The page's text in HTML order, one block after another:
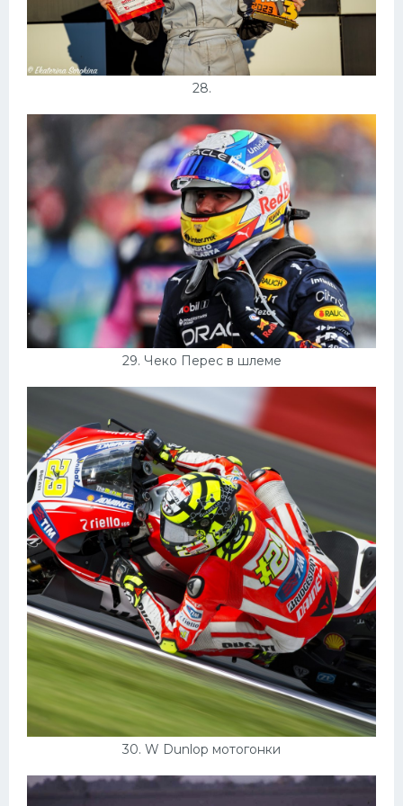
28.
29. Чеко Перес в шлеме
30. W Dunlop мотогонки